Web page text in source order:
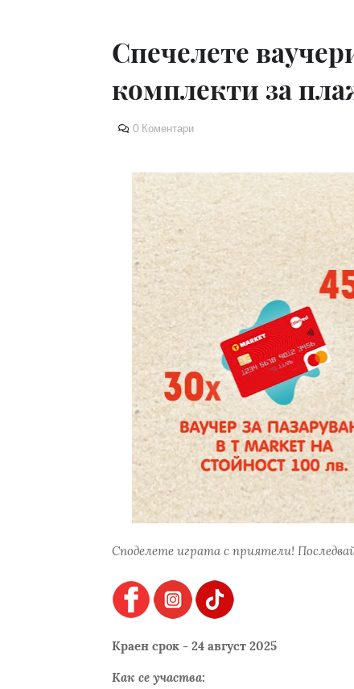
Спечелете
комплекти за
0 Коментари
Споделете играта с приятели!
Краен срок - 24 август 2025
Как се участва: